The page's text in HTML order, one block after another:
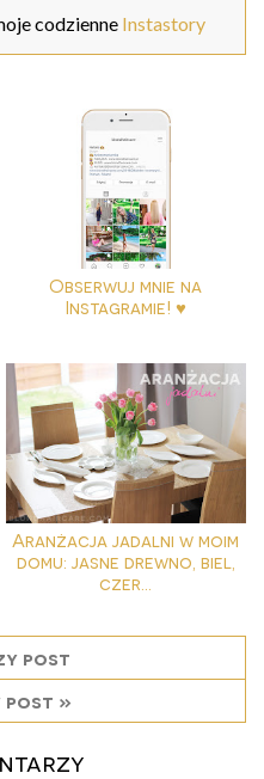
codzienne Instastory
Obserwuj mnie na
Instagramie! ♥
Aranżacja jadalni w moim
domu: jasne drewno, biel,
czer...
post
post »